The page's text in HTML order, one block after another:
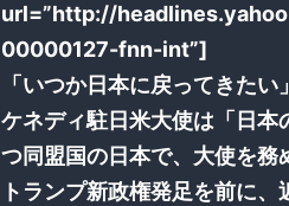
url=”http://
00000127-fnn-int”]
「いつか日本に戻ってきたい
ケネディ駐日米大使は「日本
つ同盟国の日本で、大使を務
トランプ新政権発足を前に